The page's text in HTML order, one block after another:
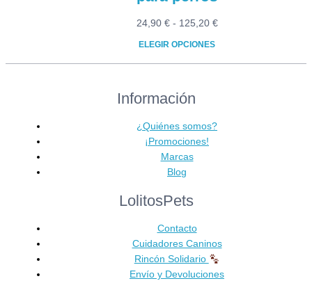
24,90 € - 125,20 €Rango
ELEGIR OPCIONES
Este
tiene
variantes.
Las
opciones
se
elegir
la
página
de
producto
Información
¿Quiénes somos?
¡Promociones!
Marcas
Blog
LolitosPets
Contacto
Cuidadores Caninos
Rincón Solidario
Envío y Devoluciones